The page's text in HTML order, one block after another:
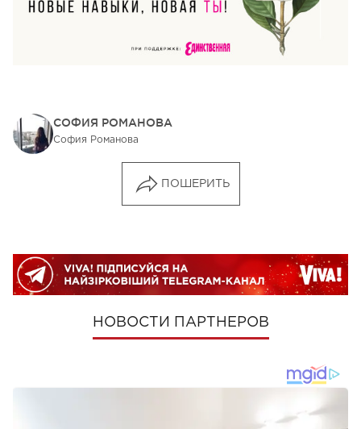
СОФИЯ РОМАНОВА
София Романова
ПОШЕРИТЬ
НОВОСТИ ПАРТНЕРОВ